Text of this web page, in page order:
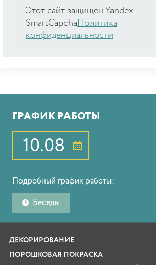
Этот сайт защищен Yandex
SmartCapcha Политика
конфиденциальности
ГРАФИК РАБОТЫ
10.08
Подробный график работы:
Беседы
ДЕКОРИРОВАНИЕ
ПОРОШКОВАЯ ПОКРАСКА